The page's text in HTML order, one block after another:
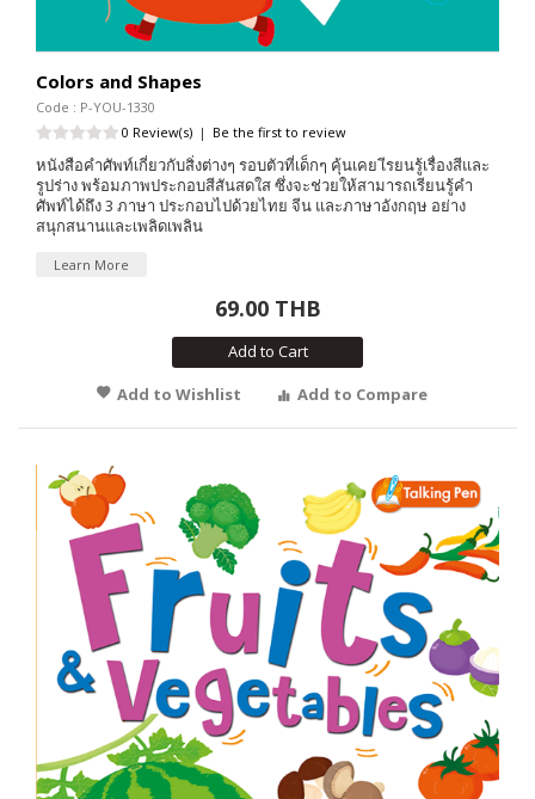
Colors and Shapes
Code : P-YOU-1330
0 Review(s) | Be the first to review
หนังสือคำศัพท์เกี่ยวกับสิ่งต่างๆ รอบตัวที่เด็กๆ คุ้นเคย เีรยนรู้เรื่องสีและ
รูปร่าง พร้อมภาพประกอบสีสันสดใส ซึ่งจะช่วยให้สามารถเรียนรู้คำ
ศัพท์ได้ถึง 3 ภาษา ประกอบไปด้วยไทย จีน และภาษาอังกฤษ อย่าง
สนุกสนานและเพลิดเพลิน
Learn More
69.00 THB
Add to Cart
Add to Wishlist
Add to Compare